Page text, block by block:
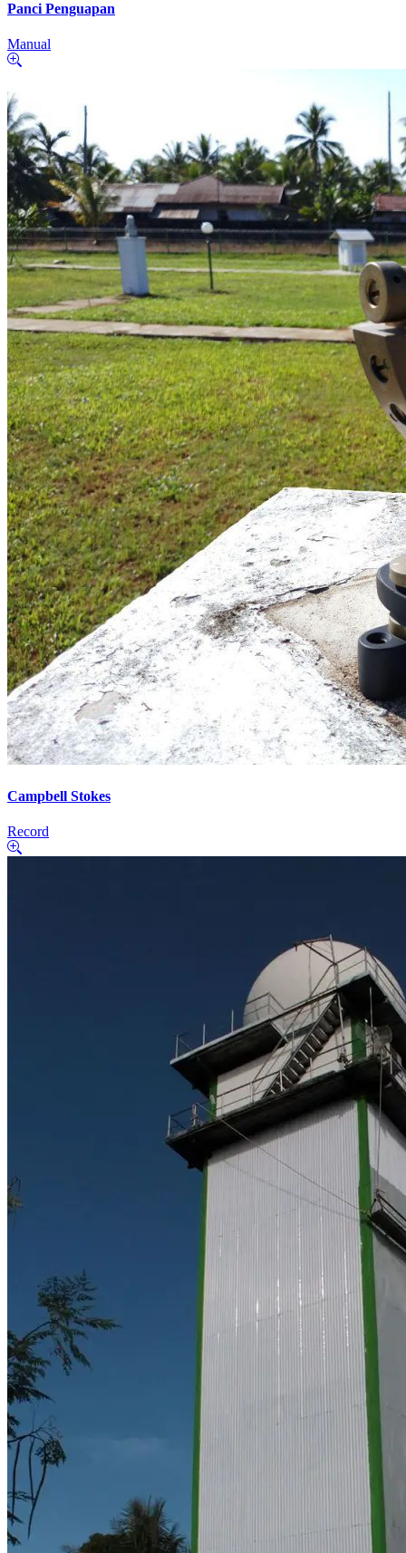
Panci Penguapan
Manual
Campbell Stokes
Record